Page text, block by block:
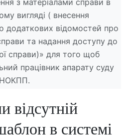
з матеріалами справи в
вигляді ( внесення
відомостей про
та надання доступу до
справи)» для того щоб
працівник апарату суду
відсутній
в системі